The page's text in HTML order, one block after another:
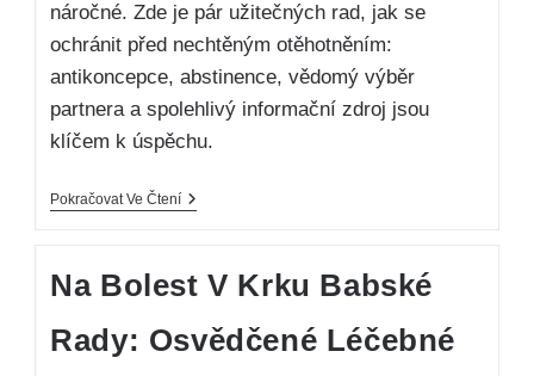
náročné. Zde je pár užitečných rad, jak se
ochránit před nechtěným otěhotněním:
antikoncepce, abstinence, vědomý výběr
partnera a spolehlivý informační zdroj jsou
klíčem k úspěchu.
Pokračovat Ve Čtení
Na Bolest V Krku Babské
Rady: Osvědčené Léčebné